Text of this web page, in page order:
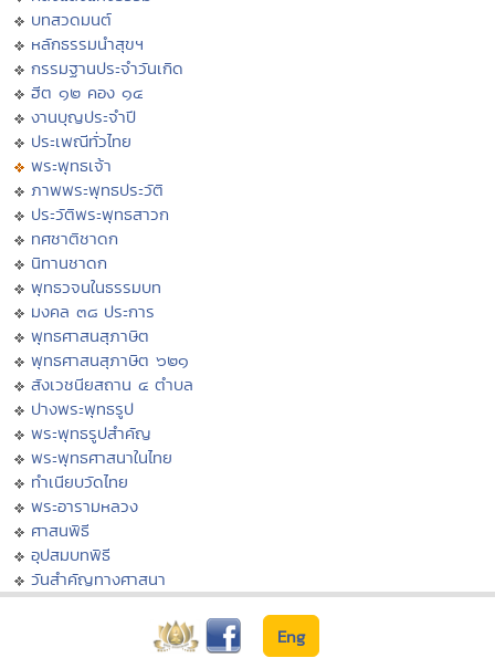
บทสวดมนต์
หลักธรรมนำสุขฯ
กรรมฐานประจำวันเกิด
ฮีต ๑๒ คอง ๑๔
งานบุญประจำปี
ประเพณีทั่วไทย
พระพุทธเจ้า
ภาพพระพุทธประวัติ
ประวัติพระพุทธสาวก
ทศชาติชาดก
นิทานชาดก
พุทธวจนในธรรมบท
มงคล ๓๘ ประการ
พุทธศาสนสุภาษิต
พุทธศาสนสุภาษิต ๖๒๑
สังเวชนียสถาน ๔ ตำบล
ปางพระพุทธรูป
พระพุทธรูปสำคัญ
พระพุทธศาสนาในไทย
ทำเนียบวัดไทย
พระอารามหลวง
ศาสนพิธี
อุปสมบทพิธี
วันสำคัญทางศาสนา
Eng